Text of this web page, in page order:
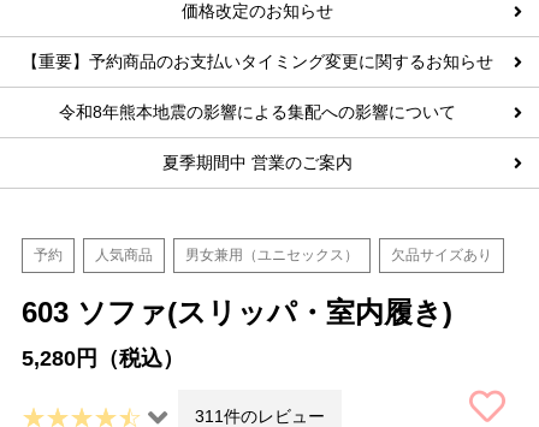
価格改定のお知らせ
【重要】予約商品のお支払いタイミング変更に関するお知らせ
令和8年熊本地震の影響による集配への影響について
夏季期間中 営業のご案内
予約 人気商品 男女兼用（ユニセックス） 欠品サイズあり
603 ソファ(スリッパ・室内履き)
5,280円（税込）
311件のレビュー